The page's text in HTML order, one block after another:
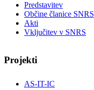
Predstavitev
Občine članice SNRS
Akti
Vključitev v SNRS
Projekti
AS-IT-IC